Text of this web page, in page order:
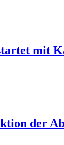
mit
der